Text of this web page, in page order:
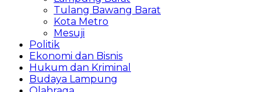
Tulang Bawang Barat
Kota Metro
Mesuji
Politik
Ekonomi dan Bisnis
Hukum dan Kriminal
Budaya Lampung